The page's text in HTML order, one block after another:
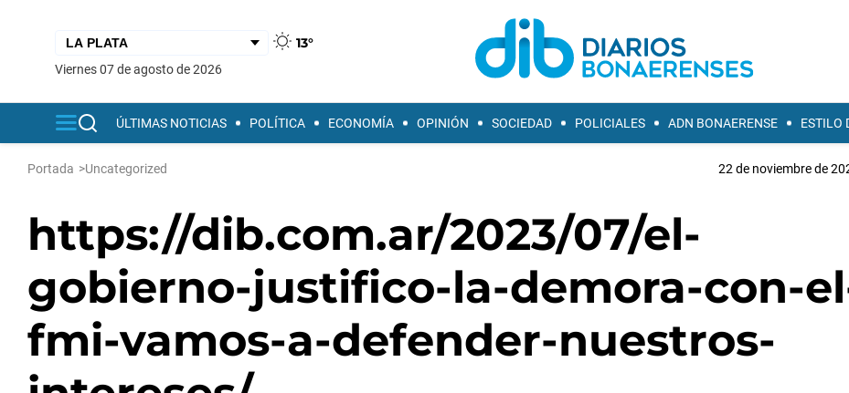
13°
viernes 07 de agosto de 2026
ÚLTIMAS NOTICIAS POLÍTICA ECONOMÍA OPINIÓN SOCIEDAD POLICIALES ADN BONAERENSE ESTILO
Portada >Uncategorized 22 de noviembre de
https://dib.com.ar/2023/07/el-
gobierno-justifico-la-demora-con-
fmi-vamos-a-defender-nuestros-